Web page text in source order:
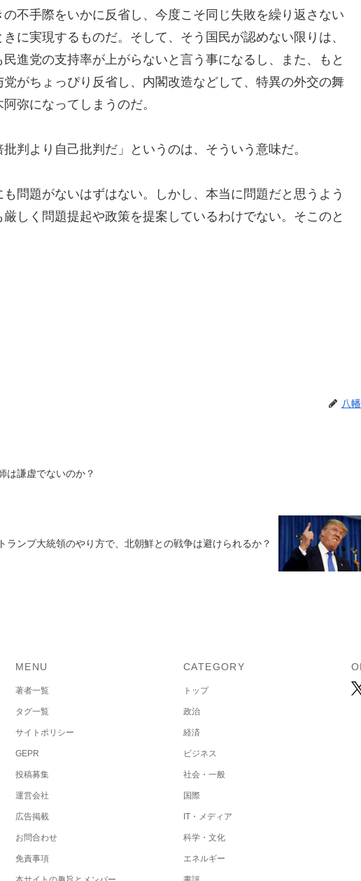
不手際をいかに反省し、今度こそ同じ失敗を繰り返さない
に実現するものだ。そして、そう国民が認めない限りは、
進党の支持率が上がらないと言う事になるし、また、もと
がちょっぴり反省し、内閣改造などして、特異の外交の舞
弥になってしまうのだ。
判より自己批判だ」というのは、そういう意味だ。
問題がないはずはない。しかし、本当に問題だと思うよう
しく問題提起や政策を提案しているわけでない。そこのと
八
は謙虚でないのか？
トランプ大統領のやり方で、北朝鮮との戦争は避けられるか？
MENU
著者一覧
タグ一覧
サイトポリシー
GEPR
投稿募集
運営会社
広告掲載
お問合わせ
免責事項
CATEGORY
トップ
政治
経済
ビジネス
社会・一般
国際
IT・メディア
科学・文化
エネルギー